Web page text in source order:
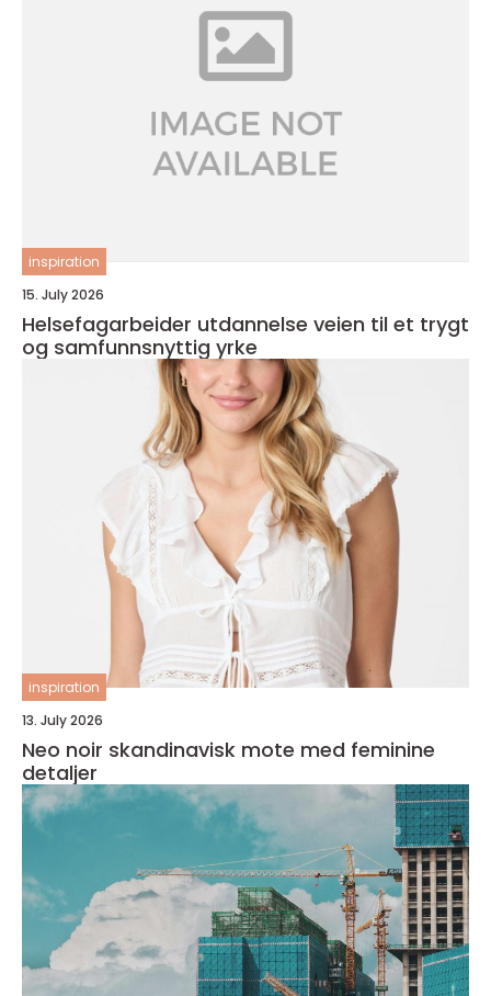
inspiration
15. July 2026
Helsefagarbeider utdannelse veien til et trygt
og samfunnsnyttig yrke
inspiration
13. July 2026
Neo noir skandinavisk mote med feminine
detaljer